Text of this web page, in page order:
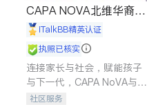
CAPA NOVA北维华裔家
长会iTalkBB精英认证
执照已核实
连接家长与社会，赋能孩子
与下一代，CAPA NoVA与您
携手建设包容、公平、充满
社区服务